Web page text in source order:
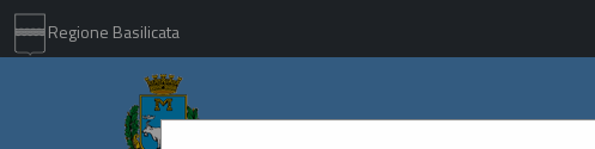
Regione Basilicata
Comune di Matera -